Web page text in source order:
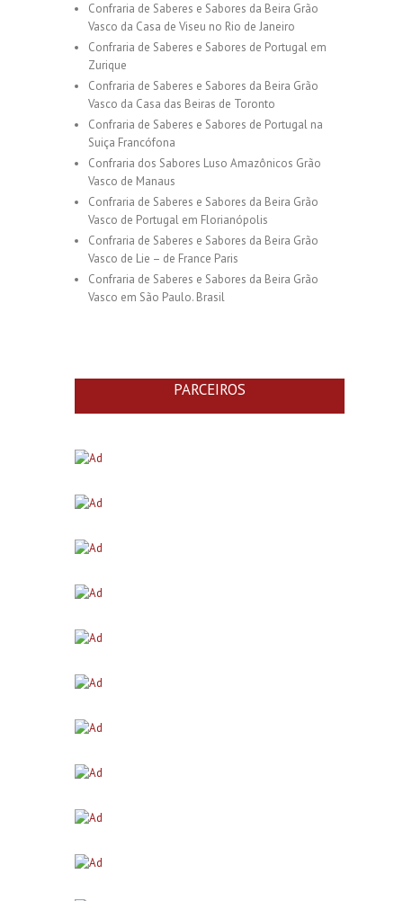
Confraria de Saberes e Sabores da Beira Grão
Vasco da Casa de Viseu no Rio de Janeiro
Confraria de Saberes e Sabores de Portugal em
Zurique
Confraria de Saberes e Sabores da Beira Grão
Vasco da Casa das Beiras de Toronto
Confraria de Saberes e Sabores de Portugal na
Suiça Francófona
Confraria dos Sabores Luso Amazônicos Grão
Vasco de Manaus
Confraria de Saberes e Sabores da Beira Grão
Vasco de Portugal em Florianópolis
Confraria de Saberes e Sabores da Beira Grão
Vasco de Lie – de France Paris
Confraria de Saberes e Sabores da Beira Grão
Vasco em São Paulo. Brasil
PARCEIROS